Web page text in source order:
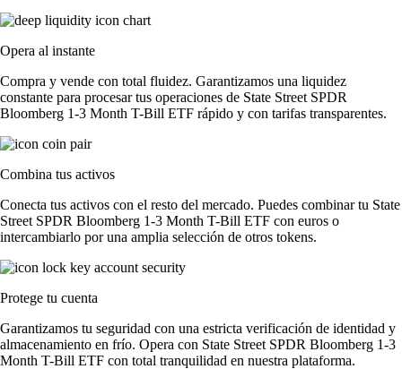
Opera al instante
Compra y vende con total fluidez. Garantizamos una liquidez
constante para procesar tus operaciones de State Street SPDR
Bloomberg 1-3 Month T-Bill ETF rápido y con tarifas transparentes.
Combina tus activos
Conecta tus activos con el resto del mercado. Puedes combinar tu State
Street SPDR Bloomberg 1-3 Month T-Bill ETF con euros o
intercambiarlo por una amplia selección de otros tokens.
Protege tu cuenta
Garantizamos tu seguridad con una estricta verificación de identidad y
almacenamiento en frío. Opera con State Street SPDR Bloomberg 1-3
Month T-Bill ETF con total tranquilidad en nuestra plataforma.